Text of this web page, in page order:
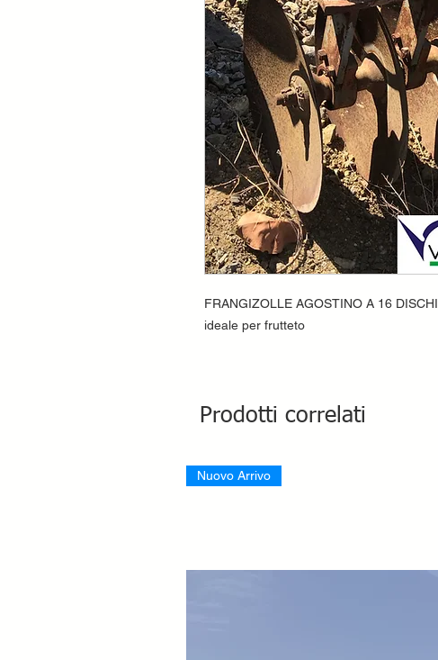
FRANGIZOLLE AGOSTINO A 16 DISCHI
ideale per frutteto
Prodotti correlati
Nuovo Arrivo